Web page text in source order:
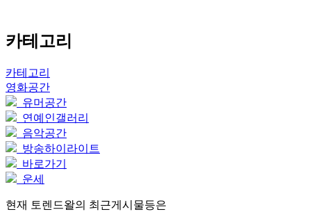
카테고리
카테고리
영화공간
유머공간
연예인갤러리
음악공간
방송하이라이트
바로가기
운세
현재 토렌드왈의 최근게시물등은